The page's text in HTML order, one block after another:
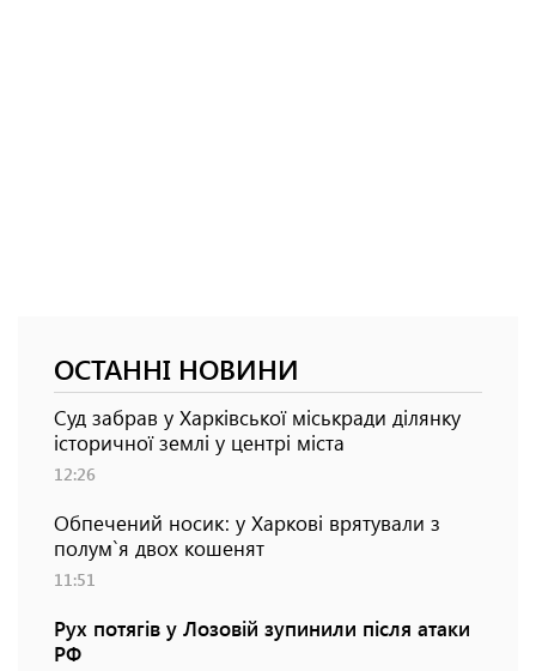
ОСТАННІ НОВИНИ
Суд забрав у Харківської міськради ділянку
історичної землі у центрі міста
12:26
Обпечений носик: у Харкові врятували з
полум`я двох кошенят
11:51
Рух потягів у Лозовій зупинили після атаки
РФ